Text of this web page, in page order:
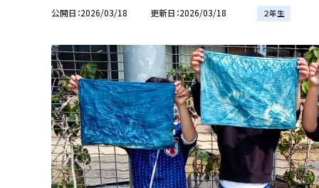
公開日 2026/03/18 更新日 2026/03/18 ２年生